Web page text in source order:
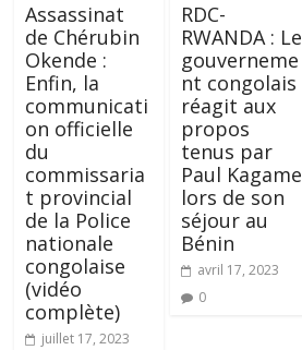
Assassinat
de Chérubin
Okende :
Enfin, la
communicati
on officielle
du
commissaria
t provincial
de la Police
nationale
congolaise
(vidéo
complète)
juillet 17, 2023
RDC-
RWANDA : Le
gouverneme
nt congolais
réagit aux
propos
tenus par
Paul Kagame
lors de son
séjour au
Bénin
avril 17, 2023
0